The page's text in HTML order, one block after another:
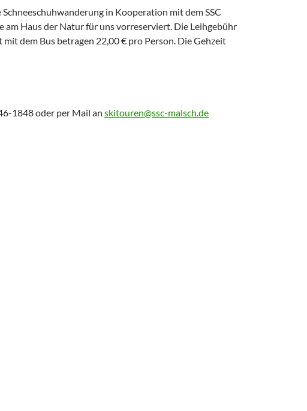
in Kooperation mit dem SSC
am Haus der Natur für uns vorreserviert. Die Leihgebühr
dem Bus betragen 22,00 € pro Person. Die Gehzeit
1848 oder per Mail an skitouren@ssc-malsch.de